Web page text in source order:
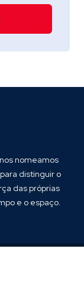
nomeamos
distinguir o
das próprias
e o espaço.